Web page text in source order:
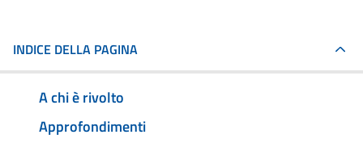
INDICE DELLA PAGINA
A chi è rivolto
Approfondimenti